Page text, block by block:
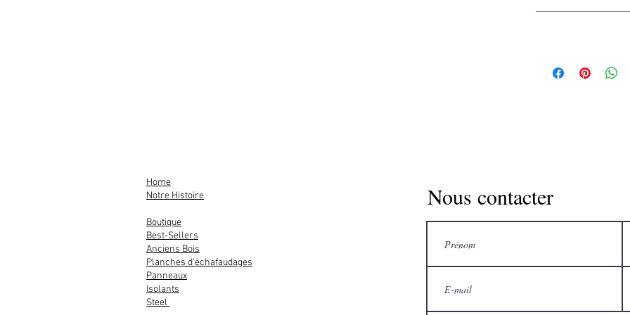
ne maitraisons pas toute
Home
Notre Histoire
Boutique
Best-Sellers
Anciens Bois
Planches d'échafaudages
Panneaux
Isolants
Steel
Nous contacter